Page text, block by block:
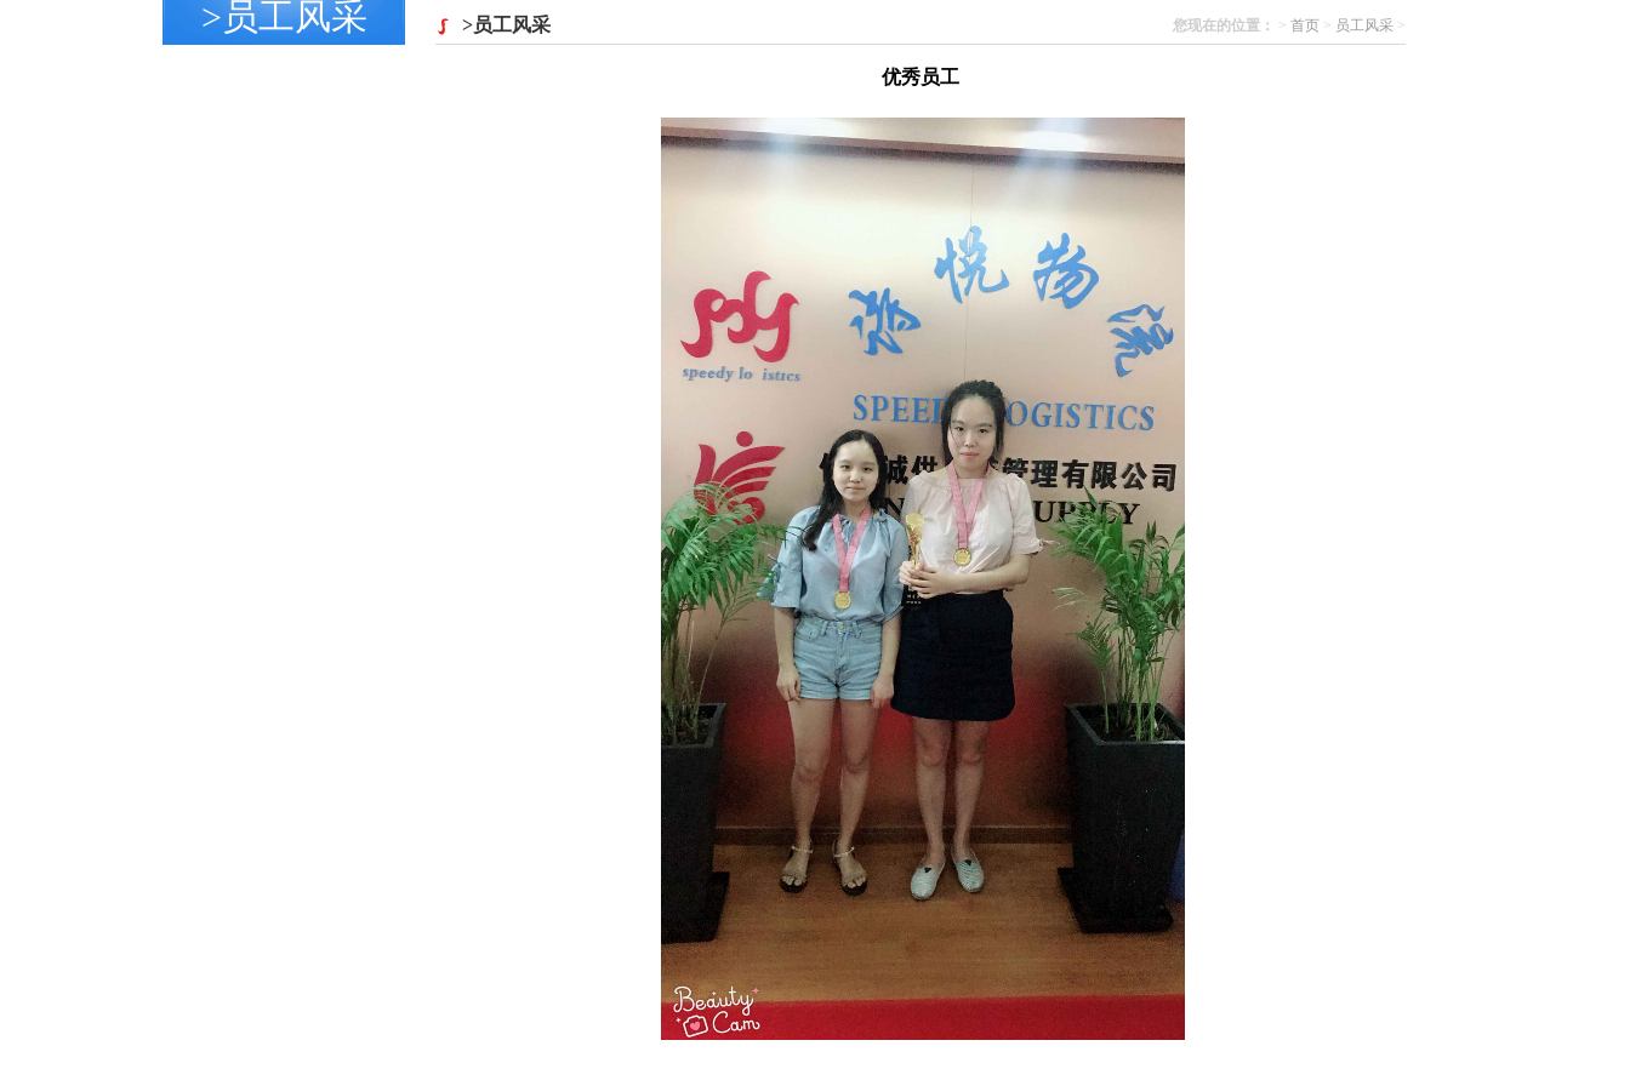
>员工风采 >员工风采 您现在的位置： > 首页 > 员工风采 >
优秀员工